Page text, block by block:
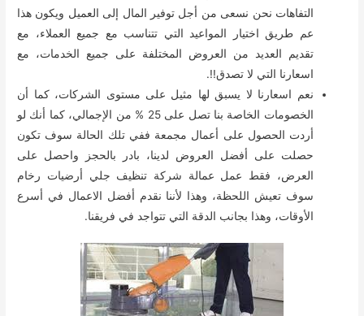
التفاهات نحن نسعى من أجل توفير المال إلى العميل ويكون هذا
عم طريق اختيار المواعيد التي تتناسب مع جميع العملاء، مع
تقديم العديد من العروض المختلفة على جميع الخدمات، مع
اسعارنا التي لا تصدق!!.
نعم اسعارنا لا يسبق لها مثيل على مستوى الشركات، كما أن
الخصومات الخاصة بنا تصل على 25 % من الإجمالي، كما أنك لو
أردت الحصول على أعمال مجمعة ففي تلك الحالة سوف تكون
حصلت على أفضل العروض لدينا، بادر بالحجز واحصل على
العرض، فقط عمل عمالة شركة تنظيف جلي أرضيات رخام
سوف تعيش اللحظة، وهذا لأننا نقدم أفضل الاعمال في أسرع
الأوقات، وهذا بجانب الدقة التي تتواجد في فريقنا.